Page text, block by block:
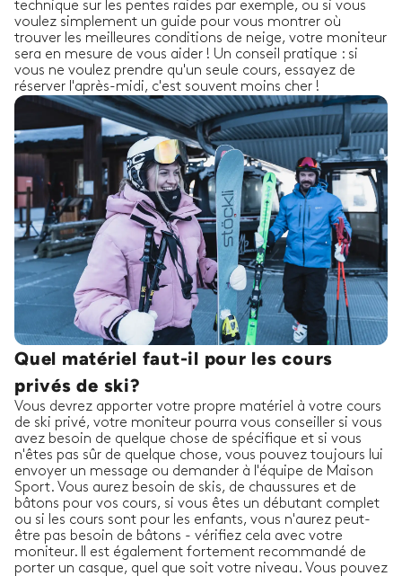
technique sur les pentes raides par exemple, ou si vous
voulez simplement un guide pour vous montrer où
trouver les meilleures conditions de neige, votre moniteur
sera en mesure de vous aider ! Un conseil pratique : si
vous ne voulez prendre qu'un seule cours, essayez de
réserver l'après-midi, c'est souvent moins cher !
Quel matériel faut-il pour les cours
privés de ski?
Vous devrez apporter votre propre matériel à votre cours
de ski privé, votre moniteur pourra vous conseiller si vous
avez besoin de quelque chose de spécifique et si vous
n'êtes pas sûr de quelque chose, vous pouvez toujours lui
envoyer un message ou demander à l'équipe de Maison
Sport. Vous aurez besoin de skis, de chaussures et de
bâtons pour vos cours, si vous êtes un débutant complet
ou si les cours sont pour les enfants, vous n'aurez peut-
être pas besoin de bâtons - vérifiez cela avec votre
moniteur. Il est également fortement recommandé de
porter un casque, quel que soit votre niveau. Vous pouvez